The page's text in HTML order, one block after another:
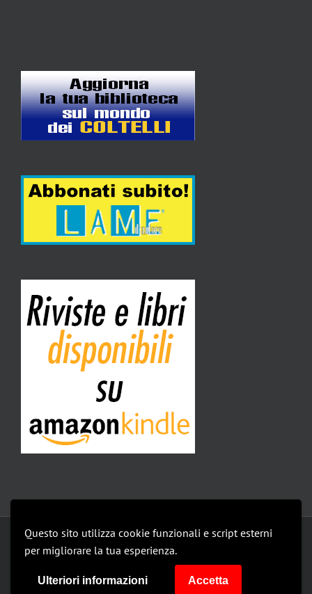
Questo sito utilizza cookie funzionali e script esterni
per migliorare la tua esperienza.
Ulteriori informazioni Accetta
Copyright 2019 Isomedia Srl | All Rights Reserved |privacy policy
Le mie impostazioni